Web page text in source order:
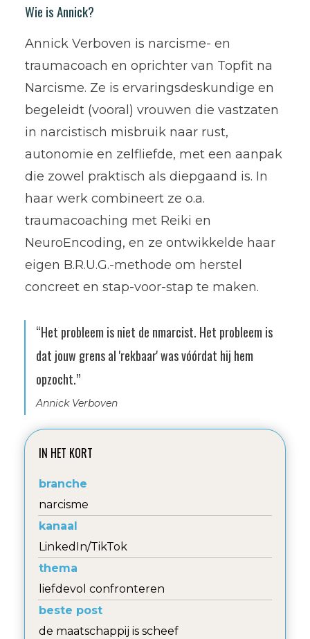
Wie is Annick?
Annick Verboven is narcisme- en
traumacoach en oprichter van Topfit na
Narcisme. Ze is ervaringsdeskundige en
begeleidt (vooral) vrouwen die vastzaten
in narcistisch misbruik naar rust,
autonomie en zelfliefde, met een aanpak
die zowel praktisch als diepgaand is. In
haar werk combineert ze o.a.
traumacoaching met Reiki en
NeuroEncoding, en ze ontwikkelde haar
eigen B.R.U.G.-methode om herstel
concreet en stap-voor-stap te maken.
“Het probleem is niet de nmarcist. Het probleem is
dat jouw grens al 'rekbaar' was vóórdat hij hem
opzocht.”
Annick Verboven
IN HET KORT
branche
narcisme
kanaal
LinkedIn/TikTok
thema
liefdevol confronteren
beste post
de maatschappij is scheef